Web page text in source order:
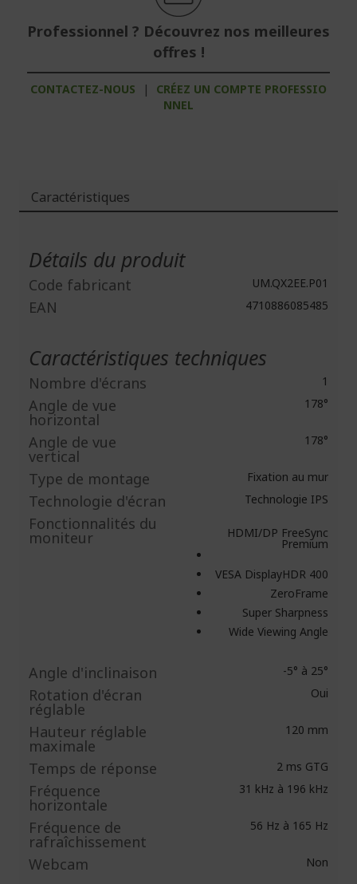
Professionnel ? Découvrez nos meilleures
offres !
CONTACTEZ-NOUS |
CRÉEZ UN COMPTE PROFESSIO
NNEL
Caractéristiques
Détails du produit
Code fabricant UM.QX2EE.P01
EAN 4710886085485
Caractéristiques techniques
Nombre d'écrans 1
Angle de vue
horizontal
178°
Angle de vue
vertical
178°
Type de montage Fixation au mur
Technologie d'écran Technologie IPS
Fonctionnalités du
moniteur HDMI/DP FreeSync
Premium
VESA DisplayHDR 400
ZeroFrame
Super Sharpness
Wide Viewing Angle
Angle d'inclinaison -5° à 25°
Rotation d'écran
réglable
Oui
Hauteur réglable
maximale
120 mm
Temps de réponse 2 ms GTG
Fréquence
horizontale
31 kHz à 196 kHz
Fréquence de
rafraîchissement
56 Hz à 165 Hz
Webcam Non